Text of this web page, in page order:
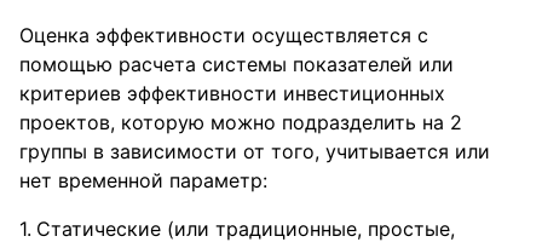
Оценка эффективности осуществляется с
помощью расчета системы показателей или
критериев эффективности инвестиционных
проектов, которую можно подразделить на 2
группы в зависимости от того, учитывается или
нет временной параметр:
Статические (или традиционные, простые,